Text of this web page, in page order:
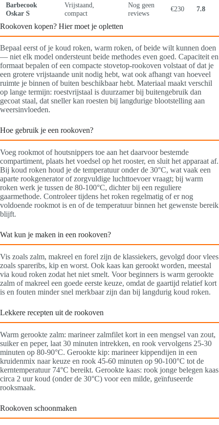
Barbecook
Oskar S
Vrijstaand,
compact
Nog geen
reviews
€230 7.8
Rookoven kopen? Hier moet je opletten
Bepaal eerst of je koud roken, warm roken, of beide wilt kunnen doen
— niet elk model ondersteunt beide methodes even goed. Capaciteit en
formaat bepalen of een compacte stovetop-rookoven volstaat of dat je
een grotere vrijstaande unit nodig hebt, wat ook afhangt van hoeveel
ruimte je binnen of buiten beschikbaar hebt. Materiaal maakt verschil
op lange termijn: roestvrijstaal is duurzamer bij buitengebruik dan
gecoat staal, dat sneller kan roesten bij langdurige blootstelling aan
weersinvloeden.
Hoe gebruik je een rookoven?
Voeg rookmot of houtsnippers toe aan het daarvoor bestemde
compartiment, plaats het voedsel op het rooster, en sluit het apparaat af.
Bij koud roken houd je de temperatuur onder de 30°C, wat vaak een
aparte rookgenerator of zorgvuldige luchttoevoer vraagt; bij warm
roken werk je tussen de 80-100°C, dichter bij een reguliere
gaarmethode. Controleer tijdens het roken regelmatig of er nog
voldoende rookmot is en of de temperatuur binnen het gewenste bereik
blijft.
Wat kun je maken in een rookoven?
Vis zoals zalm, makreel en forel zijn de klassiekers, gevolgd door vlees
zoals spareribs, kip en worst. Ook kaas kan gerookt worden, meestal
via koud roken zodat het niet smelt. Voor beginners is warm gerookte
zalm of makreel een goede eerste keuze, omdat de gaartijd relatief kort
is en fouten minder snel merkbaar zijn dan bij langdurig koud roken.
Lekkere recepten uit de rookoven
Warm gerookte zalm: marineer zalmfilet kort in een mengsel van zout,
suiker en peper, laat 30 minuten intrekken, en rook vervolgens 25-30
minuten op 80-90°C. Gerookte kip: marineer kippendijen in een
kruidenmix naar keuze en rook 45-60 minuten op 90-100°C tot de
kerntemperatuur 74°C bereikt. Gerookte kaas: rook jonge belegen kaas
circa 2 uur koud (onder de 30°C) voor een milde, geïnfuseerde
rooksmaak.
Rookoven schoonmaken